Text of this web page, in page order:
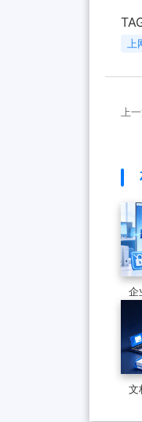
上
上
企
文